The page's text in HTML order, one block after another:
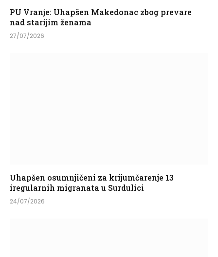
PU Vranje: Uhapšen Makedonac zbog prevare
nad starijim ženama
27/07/2026
Uhapšen osumnjičeni za krijumčarenje 13
iregularnih migranata u Surdulici
24/07/2026